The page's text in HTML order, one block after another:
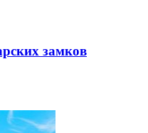
замков